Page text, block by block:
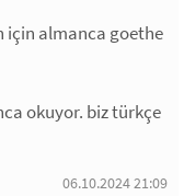
için almanca goethe
okuyor. biz türkçe
06.10.2024 21:09